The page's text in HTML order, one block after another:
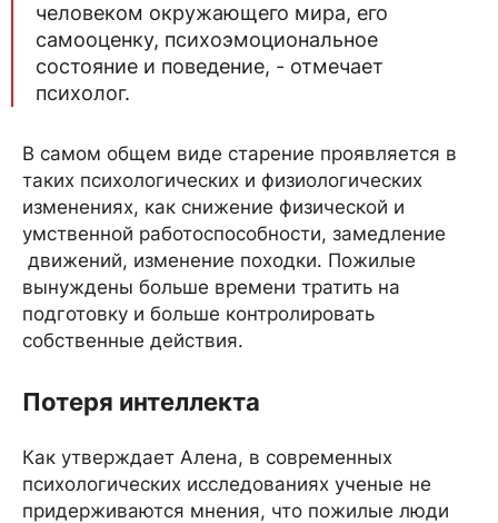
человеком окружающего мира, его
самооценку, психоэмоциональное
состояние и поведение, - отмечает
психолог.
В самом общем виде старение проявляется в
таких психологических и физиологических
изменениях, как снижение физической и
умственной работоспособности, замедление
движений, изменение походки. Пожилые
вынуждены больше времени тратить на
подготовку и больше контролировать
собственные действия.
Потеря интеллекта
Как утверждает Алена, в современных
психологических исследованиях ученые не
придерживаются мнения, что пожилые люди